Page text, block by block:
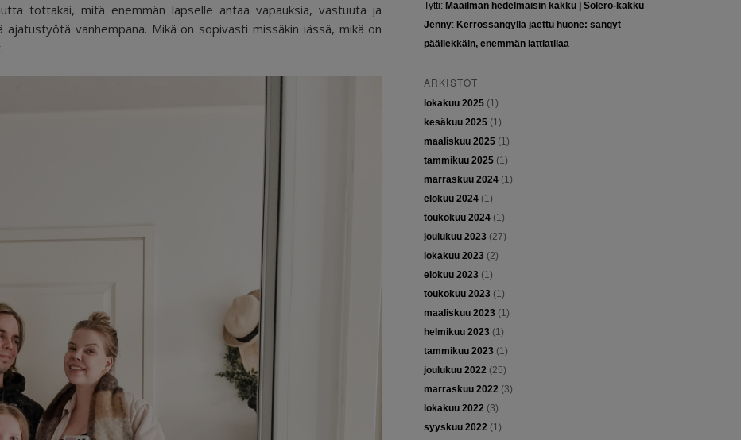
tottakai, mitä enemmän lapselle antaa vapauksia, vastuuta ja
vanhempana. Mikä on sopivasti missäkin iässä, mikä on
Tytti: Maailman hedelmäisin kakku | Solero-kakku
Jenny: Kerrossängyllä jaettu huone: sängyt
päällekkäin, enemmän lattiatilaa
ARKISTOT
lokakuu 2025(1)
kesäkuu 2025(1)
maaliskuu 2025(1)
tammikuu 2025(1)
marraskuu 2024(1)
elokuu 2024(1)
toukokuu 2024(1)
joulukuu 2023(27)
lokakuu 2023(2)
elokuu 2023(1)
toukokuu 2023(1)
maaliskuu 2023(1)
helmikuu 2023(1)
tammikuu 2023(1)
joulukuu 2022(25)
marraskuu 2022(3)
lokakuu 2022(3)
syyskuu 2022(1)